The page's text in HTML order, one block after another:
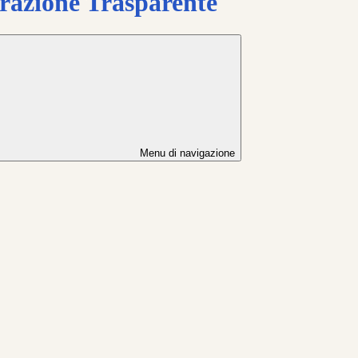
Menu di navigazione